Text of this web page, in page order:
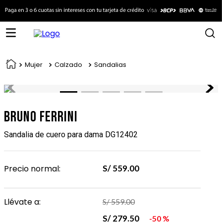
Mujer Calzado Sandalias
Bruno Ferrini
Sandalia de cuero para dama DG12402
Precio normal: S/ 559.00
Llévate a: S/559.00
S/ 279.50 50 %